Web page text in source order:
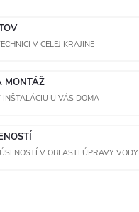
V CELEJ KRAJINE
MONTÁŽ
INŠTALÁCIU U VÁS DOMA
V OBLASTI ÚPRAVY VODY